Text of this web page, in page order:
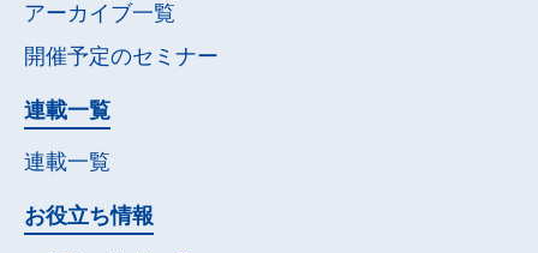
アーカイブ一覧
開催予定のセミナー
連載一覧
連載一覧
お役立ち情報